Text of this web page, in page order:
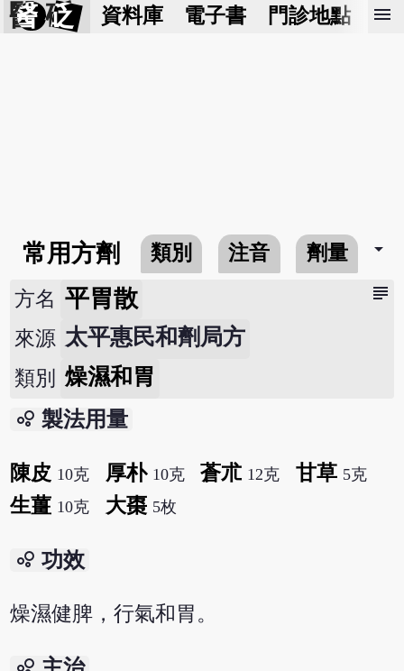
醫 砭 資料庫 電子書 門診地點 預
menu
常用方劑 類別 注音 劑量 arrow_drop_down
subject
方名 平胃散
來源 太平惠民和劑局方
類別 燥濕和胃
bubble_chart 製法用量
陳皮 10克 厚朴 10克 蒼朮 12克 甘草 5克
生薑 10克 大棗 5枚
bubble_chart 功效
燥濕健脾，行氣和胃。